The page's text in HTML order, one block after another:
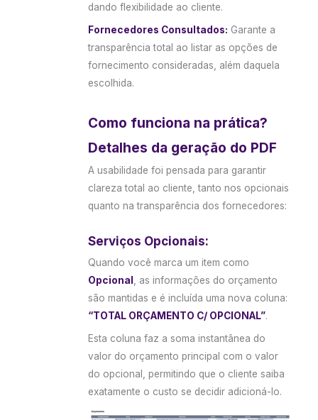
dando flexibilidade ao cliente.
Fornecedores Consultados: Garante a
transparência total ao listar as opções de
fornecimento consideradas, além daquela
escolhida.
Como funciona na prática?
Detalhes da geração do PDF
A usabilidade foi pensada para garantir
clareza total ao cliente, tanto nos opcionais
quanto na transparência dos fornecedores:
Serviços Opcionais:
Quando você marca um item como
Opcional
, as informações do orçamento
são mantidas e é incluída uma nova coluna:
“TOTAL ORÇAMENTO C/ OPCIONAL”.
Esta coluna faz a soma instantânea do
valor do orçamento principal com o valor
do opcional, permitindo que o cliente saiba
exatamente o custo se decidir adicioná-lo.